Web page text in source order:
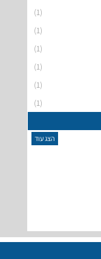
(1)
(1)
(1)
(1)
(1)
(1)
הצג עוד